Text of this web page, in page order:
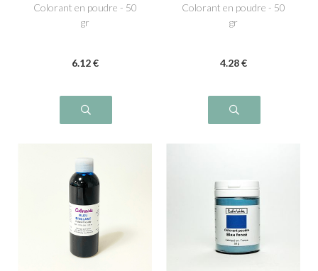
Colorant en poudre - 50
gr
6.12 €
Colorant en poudre - 50
gr
4.28 €